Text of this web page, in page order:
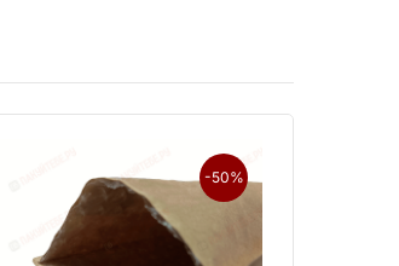
-50%